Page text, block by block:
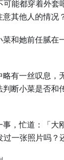
可能都穿着外
其他⼈的情况
菜和她前任腻
有⼀丝叹息，
判断小菜是否和
事，忙道：「⼤
⼀张照片吗？